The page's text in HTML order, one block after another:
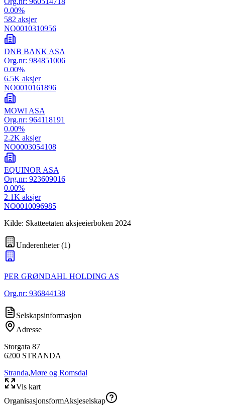
0.00%
582 aksjer
NO0010310956
DNB BANK ASA
Org.nr: 984851006
0.00%
6.5K aksjer
NO0010161896
MOWI ASA
Org.nr: 964118191
0.00%
2.2K aksjer
NO0003054108
EQUINOR ASA
Org.nr: 923609016
0.00%
2.1K aksjer
NO0010096985
Kilde: Skatteetaten aksjeeierboken 2024
Underenheter(1)
PER GRØNDAHL HOLDING AS
Org.nr: 936844138
Selskapsinformasjon
Adresse
Storgata 87
6200 STRANDA
Stranda,Møre og Romsdal
Vis kart
OrganisasjonsformAksjeselskap